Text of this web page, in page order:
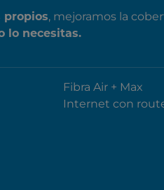
propios, mejoramos la
lo necesitas.
Fibra Air + Max
Internet con